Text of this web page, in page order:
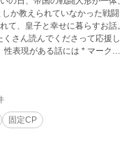
て、皇子と幸せに暮らすお話。
さん読んでくださって応援し
表現がある話には * マークを
固定CP